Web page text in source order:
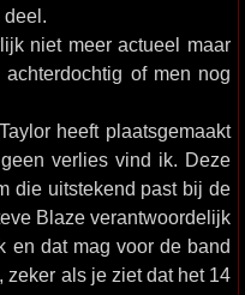
niet meer actueel maar
of men nog
heeft plaatsgemaakt
verlies vind ik. Deze
die uitstekend past bij de
Blaze verantwoordelijk
en dat mag voor de band
als je ziet dat het 14